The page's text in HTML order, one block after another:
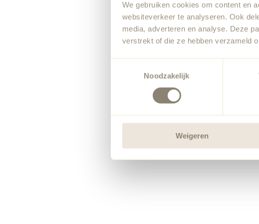
We gebruiken cookies om content en
websiteverkeer te analyseren. Ook
media, adverteren en analyse. Deze
verstrekt of die ze hebben verzameld
Noodzakelijk
Weigeren